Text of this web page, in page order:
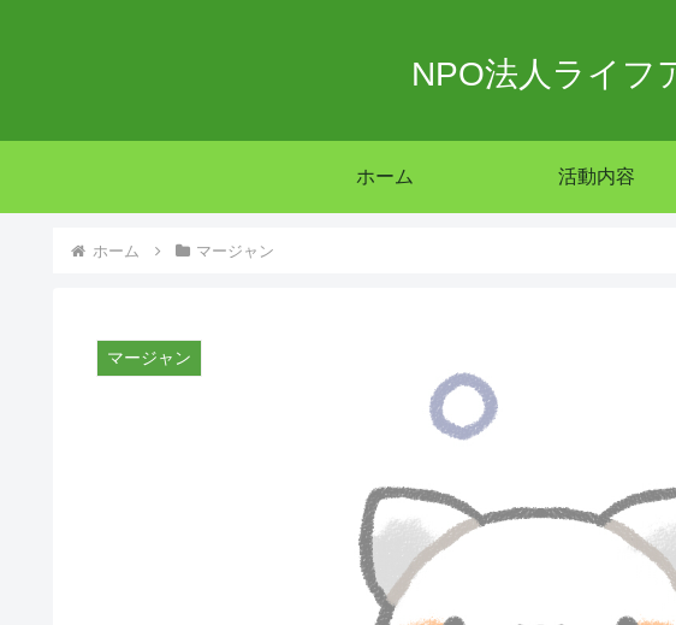
NPO法人ライ
ホーム 活動内容
ホーム マージャン
マージャン